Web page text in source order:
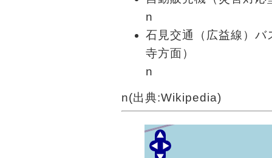
n
石見交通（広益線）
寺方面）
n
n(出典:Wikipedia)